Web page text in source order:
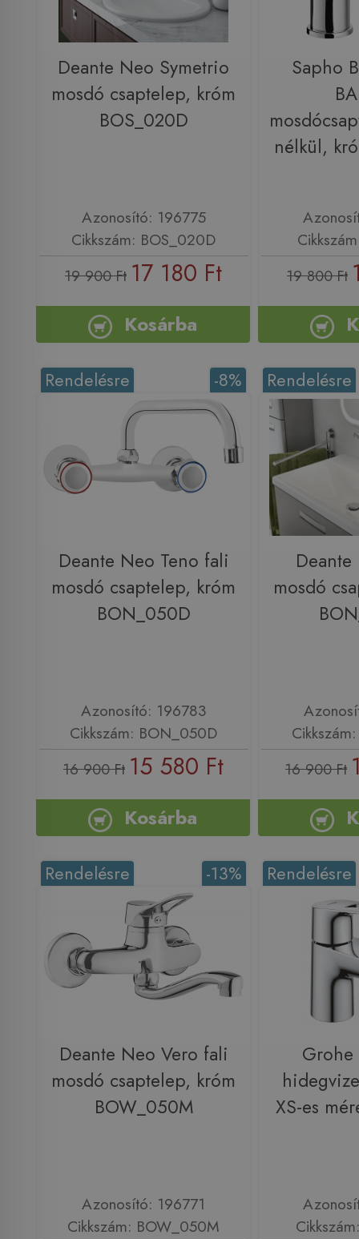
Deante Neo Symetrio
mosdó csaptelep, króm
BOS_020D
Azonosító: 196775
Cikkszám: BOS_020D
19 900 Ft 17 180 Ft
Kosárba
Sapho
nélkül,
19 800 Ft
-8%
Rendelésre
Deante Neo Teno fali
mosdó csaptelep, króm
BON_050D
Azonosító: 196783
Cikkszám: BON_050D
16 900 Ft 15 580 Ft
Kosárba
Rendelésre
mosdó
16 900 Ft
-13%
Rendelésre
Deante Neo Vero fali
mosdó csaptelep, króm
BOW_050M
Azonosító: 196771
Cikkszám: BOW_050M
Rendelésre
Grohe
XS-es